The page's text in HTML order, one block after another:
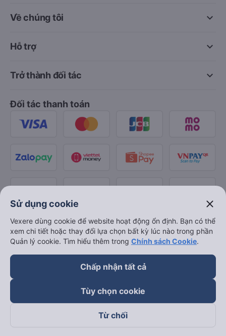
keyboard_arrow_down
Về chúng tôi
keyboard_arrow_down
Hỗ trợ
keyboard_arrow_down
Trở thành đối tác
Đối tác thanh toán
Sử dụng cookie close
Vexere dùng cookie để website hoạt động ổn định. Bạn có thể
xem chi tiết hoặc thay đổi lựa chọn bất kỳ lúc nào trong phần
Quản lý cookie. Tìm hiểu thêm trong Chính sách Cookie.
Chấp nhận tất cả
Tùy chọn cookie
Từ chối